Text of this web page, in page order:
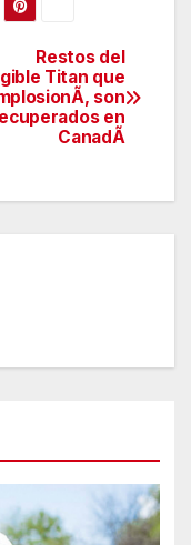
Restos del
Titan que
son
en
CanadÃ